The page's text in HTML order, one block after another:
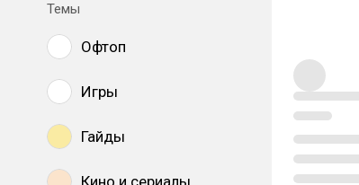
Темы
Офтоп
Игры
Гайды
Кино и сериалы